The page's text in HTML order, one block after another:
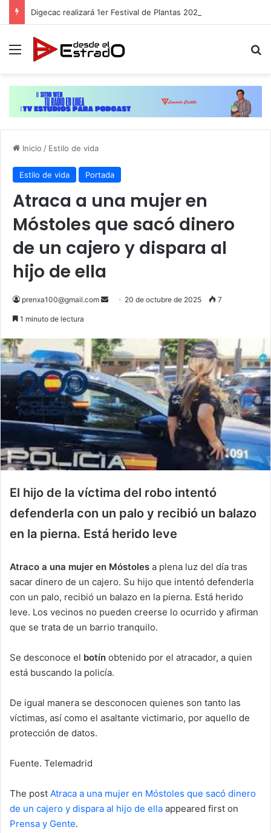
Digecac realizará 1er Festival de Plantas 2026
Menú
Inicio / Estilo de vida
Estilo de vida Portada
Atraca a una mujer en
Móstoles que sacó dinero
de un cajero y dispara al
hijo de ella
prenxa100@gmail.com
Send 20 de octubre de 2025 7
1 minuto de lectura
El hijo de la víctima del robo intentó
defenderla con un palo y recibió un balazo
en la pierna. Está herido leve
Atraco a una mujer en Móstoles a plena luz del día tras
sacar dinero de un cajero. Su hijo que intentó defenderla
con un palo, recibió un balazo en la pierna. Está herido
leve. Los vecinos no pueden creerse lo ocurrido y afirman
que se trata de un barrio tranquilo.
Se desconoce el botín obtenido por el atracador, a quien
está buscando la policía.
De igual manera se desconocen quienes son tanto las
víctimas, así como el asaltante victimario, por aquello de
protección de datos.
Fuente. Telemadrid
The post Atraca a una mujer en Móstoles que sacó dinero
de un cajero y dispara al hijo de ella appeared first on
Prensa y Gente.